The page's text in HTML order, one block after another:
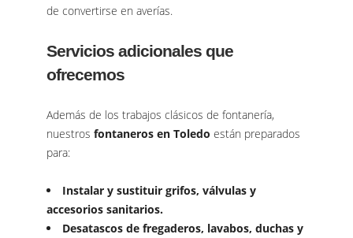
de convertirse en averías.
Servicios adicionales que
ofrecemos
Además de los trabajos clásicos de fontanería,
nuestros fontaneros en Toledo están preparados
para:
Instalar y sustituir grifos, válvulas y
accesorios sanitarios.
Desatascos de fregaderos, lavabos, duchas y